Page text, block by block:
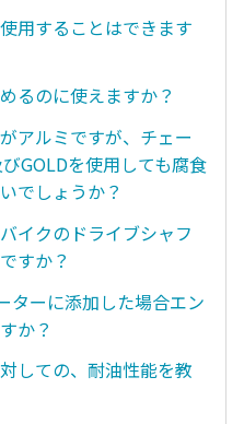
用することはできます
るのに使えますか？
アルミですが、チェー
GOLDを使用しても腐食
でしょうか？
イクのドライブシャフ
すか？
ターに添加した場合エン
か？
しての、耐油性能を教